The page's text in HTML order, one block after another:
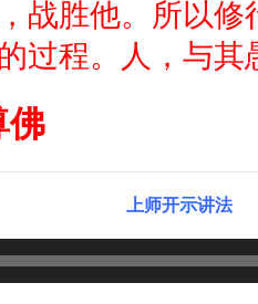
战胜他。所以修
过程。人，与
上师开示讲法